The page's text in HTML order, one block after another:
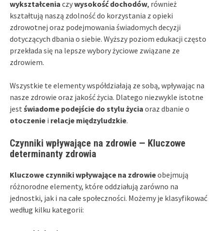
wykształcenia czywysokość dochodów, również
kształtują naszą zdolność do korzystania z opieki
zdrowotnej oraz podejmowania świadomych decyzji
dotyczących dbania o siebie. Wyższy poziom edukacji często
przekłada się na lepsze wybory życiowe związane ze
zdrowiem.
Wszystkie te elementy współdziałają ze sobą, wpływając na
nasze zdrowie oraz jakość życia. Dlatego niezwykle istotne
jest świadome podejście do stylu życia oraz dbanie o
otoczenie i relacje międzyludzkie.
Czynniki wpływające na zdrowie — Kluczowe
determinanty zdrowia
Kluczowe czynniki wpływające na zdrowieobejmują
różnorodne elementy, które oddziałują zarówno na
jednostki, jak i na całe społeczności. Możemy je klasyfikować
według kilku kategorii: